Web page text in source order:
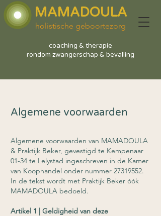
MAMADOULA
holistische geboortezorg
coaching & therapie
rondom zwangerschap & bevalling
Algemene voorwaarden
Algemene voorwaarden van MAMADOULA
& Praktijk Beker, gevestigd te Kempenaar
01-34 te Lelystad ingeschreven in de Kamer
van Koophandel onder nummer 27319552.
In de tekst wordt met Praktijk Beker óók
MAMADOULA bedoeld.
Artikel 1 | Geldigheid van deze